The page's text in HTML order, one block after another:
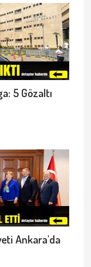
5 Gözaltı
Ankara'da